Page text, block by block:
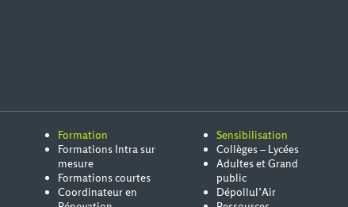
Formation
Formations Intra sur
mesure
Formations courtes
Coordinateur en
Sensibilisation
Collèges – Lycées
Adultes et Grand
public
Dépollul’Air